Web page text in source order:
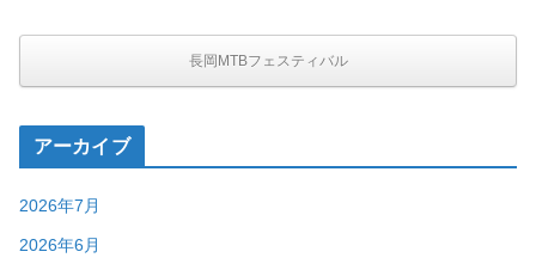
長岡MTBフェスティバル
アーカイブ
2026年7月
2026年6月